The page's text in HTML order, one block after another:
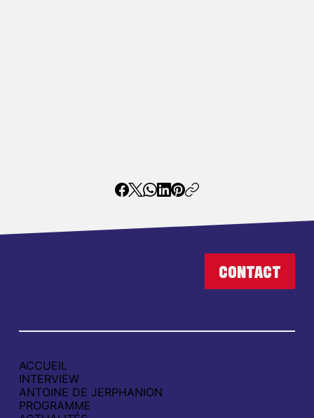
ACCUEIL
INTERVIEW
ANTOINE DE JERPHANION
PROGRAMME